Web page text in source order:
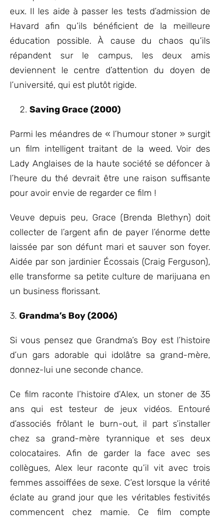
eux. Il les aide à passer les tests d’admission de
Havard afin qu’ils bénéficient de la meilleure
éducation possible. À cause du chaos qu’ils
répandent sur le campus, les deux amis
deviennent le centre d’attention du doyen de
l’université, qui est plutôt rigide.
Saving Grace (2000)
Parmi les méandres de « l’humour stoner » surgit
un film intelligent traitant de la weed. Voir des
Lady Anglaises de la haute société se défoncer à
l’heure du thé devrait être une raison suffisante
pour avoir envie de regarder ce film !
Veuve depuis peu, Grace (Brenda Blethyn) doit
collecter de l’argent afin de payer l’énorme dette
laissée par son défunt mari et sauver son foyer.
Aidée par son jardinier Écossais (Craig Ferguson),
elle transforme sa petite culture de marijuana en
un business florissant.
3. Grandma’s Boy (2006)
Si vous pensez que Grandma’s Boy est l’histoire
d’un gars adorable qui idolâtre sa grand-mère,
donnez-lui une seconde chance.
Ce film raconte l’histoire d’Alex, un stoner de 35
ans qui est testeur de jeux vidéos. Entouré
d’associés frôlant le burn-out, il part s’installer
chez sa grand-mère tyrannique et ses deux
colocataires. Afin de garder la face avec ses
collègues, Alex leur raconte qu’il vit avec trois
femmes assoiffées de sexe. C’est lorsque la vérité
éclate au grand jour que les véritables festivités
commencent chez mamie. Ce film compte